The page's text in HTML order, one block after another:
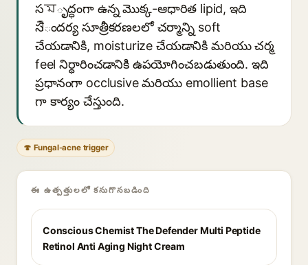
సমృద్ధంగా ఉన్న మొక్క-ఆధారిత lipid, ఇది
సौందర్య సూత్రీకరణలలో చర్మాన్ని soft
చేయడానికి, moisturize చేయడానికి మరియు చర్మ
feel నిర్ధారించడానికి ఉపయోగించబడుతుంది. ఇది
ప్రధానంగా occlusive మరియు emollient base
గా కార్యం చేస్తుంది.
🍄 Fungal-acne trigger
ఈ ఉత్పత్తులలో కనుగొనబడింది
Conscious Chemist The Defender Multi Peptide
Retinol Anti Aging Night Cream